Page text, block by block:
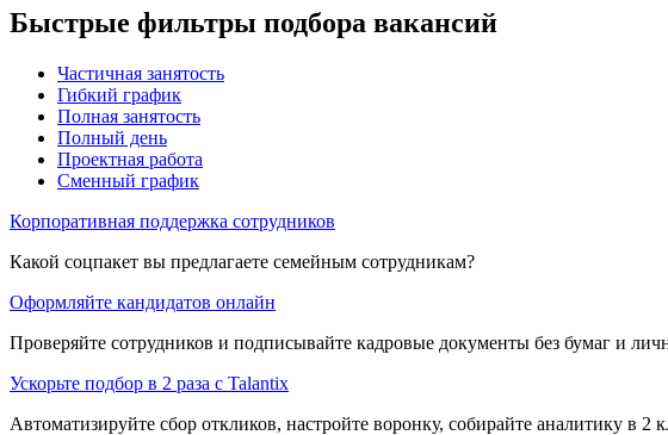
Быстрые фильтры подбора вакансий
Частичная занятость
Гибкий график
Полная занятость
Полный день
Проектная работа
Сменный график
Корпоративная поддержка сотрудников
Какой соцпакет вы предлагаете семейным сотрудникам?
Оформляйте кандидатов онлайн
Проверяйте сотрудников и подписывайте кадровые документы без бумаг и
Ускорьте подбор в 2 раза с Talantix
Автоматизируйте сбор откликов, настройте воронку, собирайте аналитику в 2